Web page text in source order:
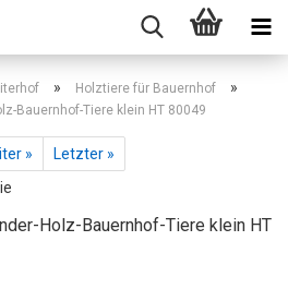
» Holztiere für Bauernhof »
Bauernhof-Tiere klein HT 80049
»
Letzter »
Holz-Bauernhof-Tiere klein HT